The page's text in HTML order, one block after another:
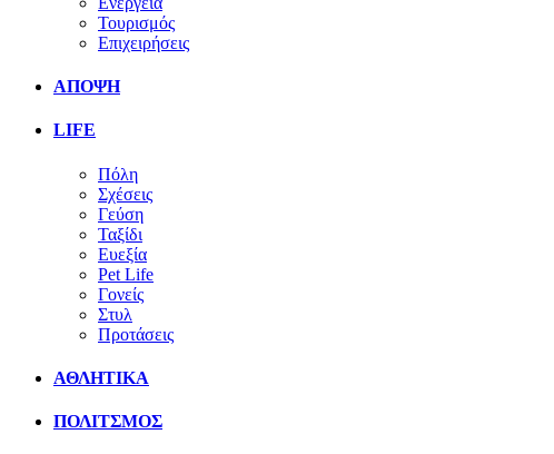
Τουρισμός
Επιχειρήσεις
ΑΠΟΨΗ
LIFE
Πόλη
Σχέσεις
Γεύση
Ταξίδι
Ευεξία
Pet Life
Γονείς
Στυλ
Προτάσεις
ΑΘΛΗΤΙΚΑ
ΠΟΛΙΤΣΜΟΣ